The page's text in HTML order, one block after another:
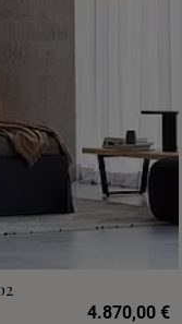
4.870,00 €